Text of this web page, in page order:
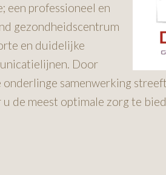
een professioneel en
gezondheidscentrum
en duidelijke
Door
onderlinge samenwerking
u de meest optimale zorg te